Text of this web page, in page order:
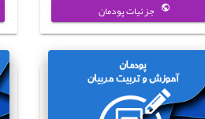
جزئیات پودمان